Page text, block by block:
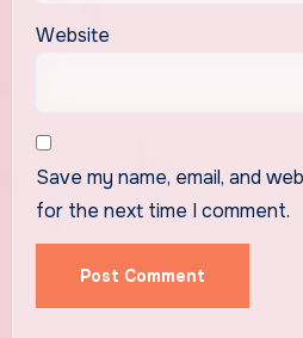
Website
Save my name, email, and
for the next time I comment.